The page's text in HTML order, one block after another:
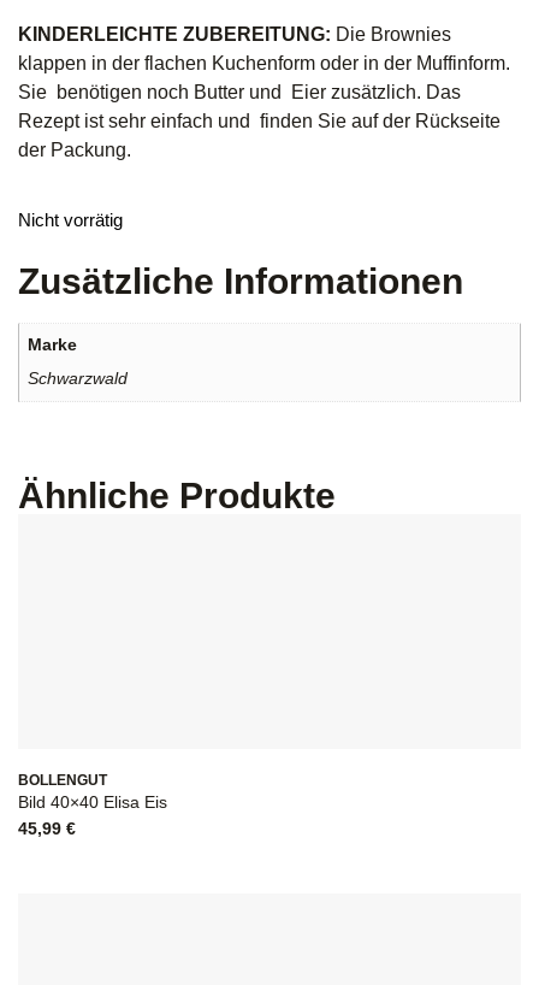
KINDERLEICHTE ZUBEREITUNG: Die Brownies
klappen in der flachen Kuchenform oder in der Muffinform.
Sie benötigen noch Butter und Eier zusätzlich. Das
Rezept ist sehr einfach und finden Sie auf der Rückseite
der Packung.
Nicht vorrätig
Zusätzliche Informationen
Marke
Schwarzwald
Ähnliche Produkte
BOLLENGUT
Bild 40×40 Elisa Eis
45,99 €